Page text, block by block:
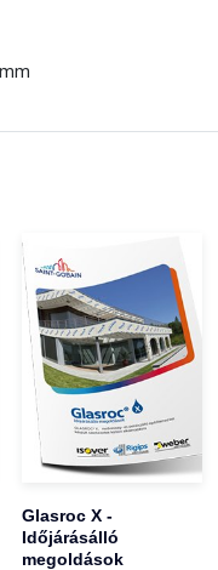
Glasroc X -
Időjárásálló
megoldások